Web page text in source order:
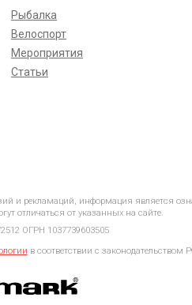
Рыбалка
Велоспорт
Мероприятия
Статьи
и рекламаций, информация является
отличаться от указанных на сайте.
ОГРН 1037739603505
в соответствии с законодательством